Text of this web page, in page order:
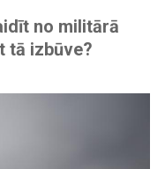
no militārā
tā izbūve?